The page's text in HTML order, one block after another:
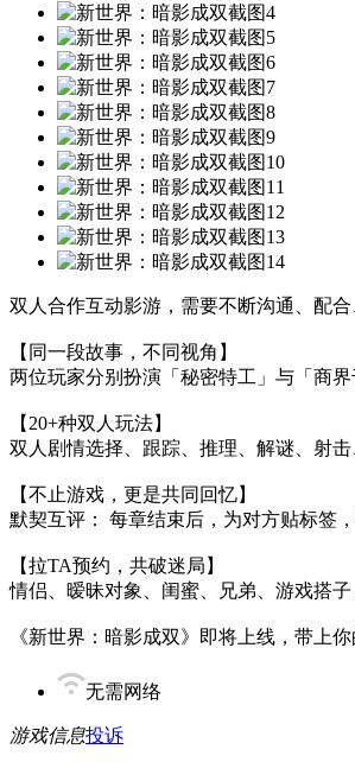
双人合作互动影游，需要不断沟通、配
【同一段故事，不同视角】
两位玩家分别扮演「秘密特工」与「商
【20+种双人玩法】
双人剧情选择、跟踪、推理、解谜、射
【不止游戏，更是共同回忆】
默契互评： 每章结束后，为对方贴标签
【拉TA预约，共破迷局】
情侣、暧昧对象、闺蜜、兄弟、游戏搭子
《新世界：暗影成双》即将上线，带上
无需网络
游戏信息投诉